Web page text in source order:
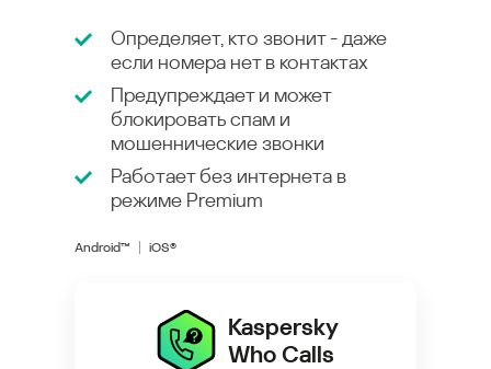
Определяет, кто звонит - даже
если номера нет в контактах
Предупреждает и может
блокировать спам и
мошеннические звонки
Работает без интернета в
режиме Premium
Android™ iOS®
Kaspersky
Who Calls